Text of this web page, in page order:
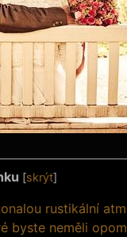
[skrýt]
rustikální
byste neměli